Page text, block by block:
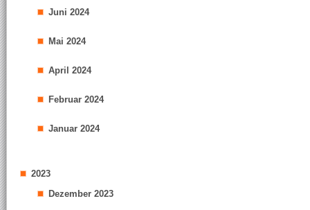
Juni 2024
Mai 2024
April 2024
Februar 2024
Januar 2024
2023
Dezember 2023